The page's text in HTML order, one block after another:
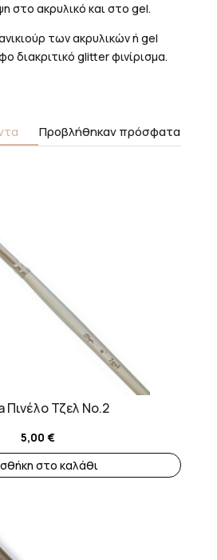
στο ακρυλικό και στο gel.
των ακρυλικών ή gel
διακριτικό glitter φινίρισμα.
Προβλήθηκαν πρόσφατα
Πινέλο Τζελ No.2
5,00€
στο καλάθι